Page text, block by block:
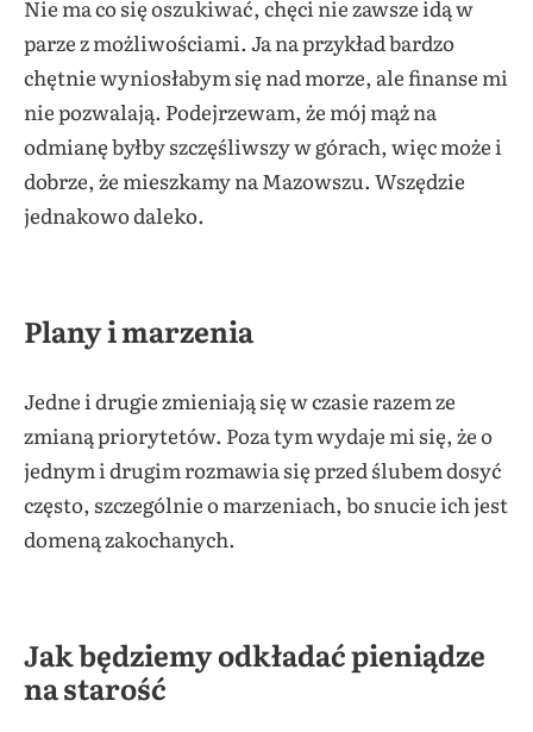
Nie ma co się oszukiwać, chęci nie zawsze idą w
parze z możliwościami. Ja na przykład bardzo
chętnie wyniosłabym się nad morze, ale finanse mi
nie pozwalają. Podejrzewam, że mój mąż na
odmianę byłby szczęśliwszy w górach, więc może i
dobrze, że mieszkamy na Mazowszu. Wszędzie
jednakowo daleko.
Plany i marzenia
Jedne i drugie zmieniają się w czasie razem ze
zmianą priorytetów. Poza tym wydaje mi się, że o
jednym i drugim rozmawia się przed ślubem dosyć
często, szczególnie o marzeniach, bo snucie ich jest
domeną zakochanych.
Jak będziemy odkładać pieniądze
na starość